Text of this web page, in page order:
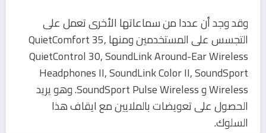
وقد وجد أن عددا من سماعاتها الأخرى تعمل على
التجسس على المستخدمين ومنها QuietComfort 35,
QuietControl 30, SoundLink Around-Ear Wireless
Headphones II, SoundLink Color II, SoundSport
Wireless و SoundSport Pulse Wireless. وهو يريد
الحصول على تعويضات بالملايين مع ايقاف هذا
السلوك.